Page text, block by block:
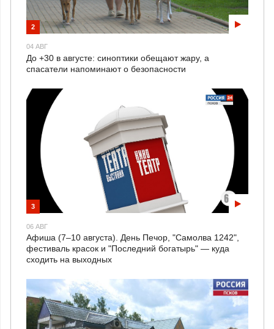
2
04 АВГ
До +30 в августе: синоптики обещают жару, а
спасатели напоминают о безопасности
3
06 АВГ
Афиша (7–10 августа). День Печор, "Самолва 1242",
фестиваль красок и "Последний богатырь" — куда
сходить на выходных